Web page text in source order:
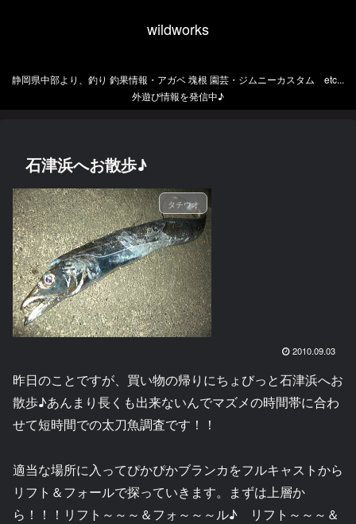
wildworks
静岡県中部より、釣り 釣果情報・アガベ 塊根 園芸・ジムニーカスタム etc...
外遊び情報を発信中♪
石津浜へお散歩♪
タチウオ
2010.09.03
昨日のことですが、買い物の帰りにちょびっと石津浜へお
散歩♪あんまり長くも出来ないんでマズメの時間帯に合わ
せて短時間での太刀魚調査です！！
適当な場所に入ってぴかぴかブランカをフルキャストから
リフト＆フォールで探っていきます。まずは上層か
ら！！！リフト～～～＆フォ～～～ル♪ リフト～～～＆